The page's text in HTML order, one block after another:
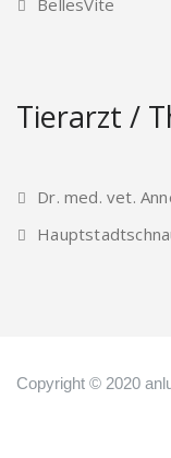
BellesVite
Tierarzt /
Dr. med. vet.
Copyright © 2020